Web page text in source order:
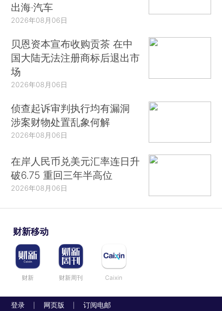
出海·汽车
2026年08月06日
贝恩资本宣布收购贡茶 在中
国大陆无法注册商标后退出市
场
2026年08月06日
侦查起诉审判执行均有漏洞
涉案财物处置乱象何解
2026年08月06日
在岸人民币兑美元汇率连日升
破6.75 重回三年半高位
2026年08月06日
财新移动
财新 财新周刊 Caixin
登录 网页版 订阅电邮